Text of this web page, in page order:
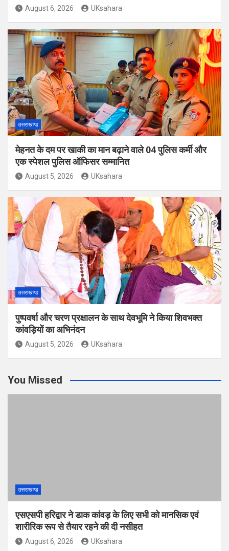
August 6, 2026 UKsahara
उत्तराखण्ड
मेहनत के दम पर खाकी का मान बढ़ाने वाले 04 पुलिस कर्मी और
एक स्पेशल पुलिस ऑफिसर सम्मानित
August 5, 2026 UKsahara
उत्तराखण्ड
पुष्पवर्षा और चरण प्रक्षालन के साथ देवभूमि ने किया शिवभक्त
कांवड़ियों का अभिनंदन
August 5, 2026 UKsahara
You Missed
उत्तराखण्ड
एसएसपी हरिद्वार ने डाक कांवड़ के लिए सभी को मानसिक एवं
शारीरिक रूप से तैयार रहने की दी नसीहत
August 6, 2026 UKsahara